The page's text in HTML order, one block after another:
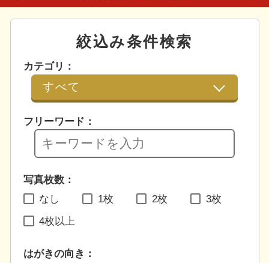
絞込み条件検索
カテゴリ：
フリーワード：
写真枚数：
なし
1枚 2枚 3枚
4枚以上
はがきの向き：